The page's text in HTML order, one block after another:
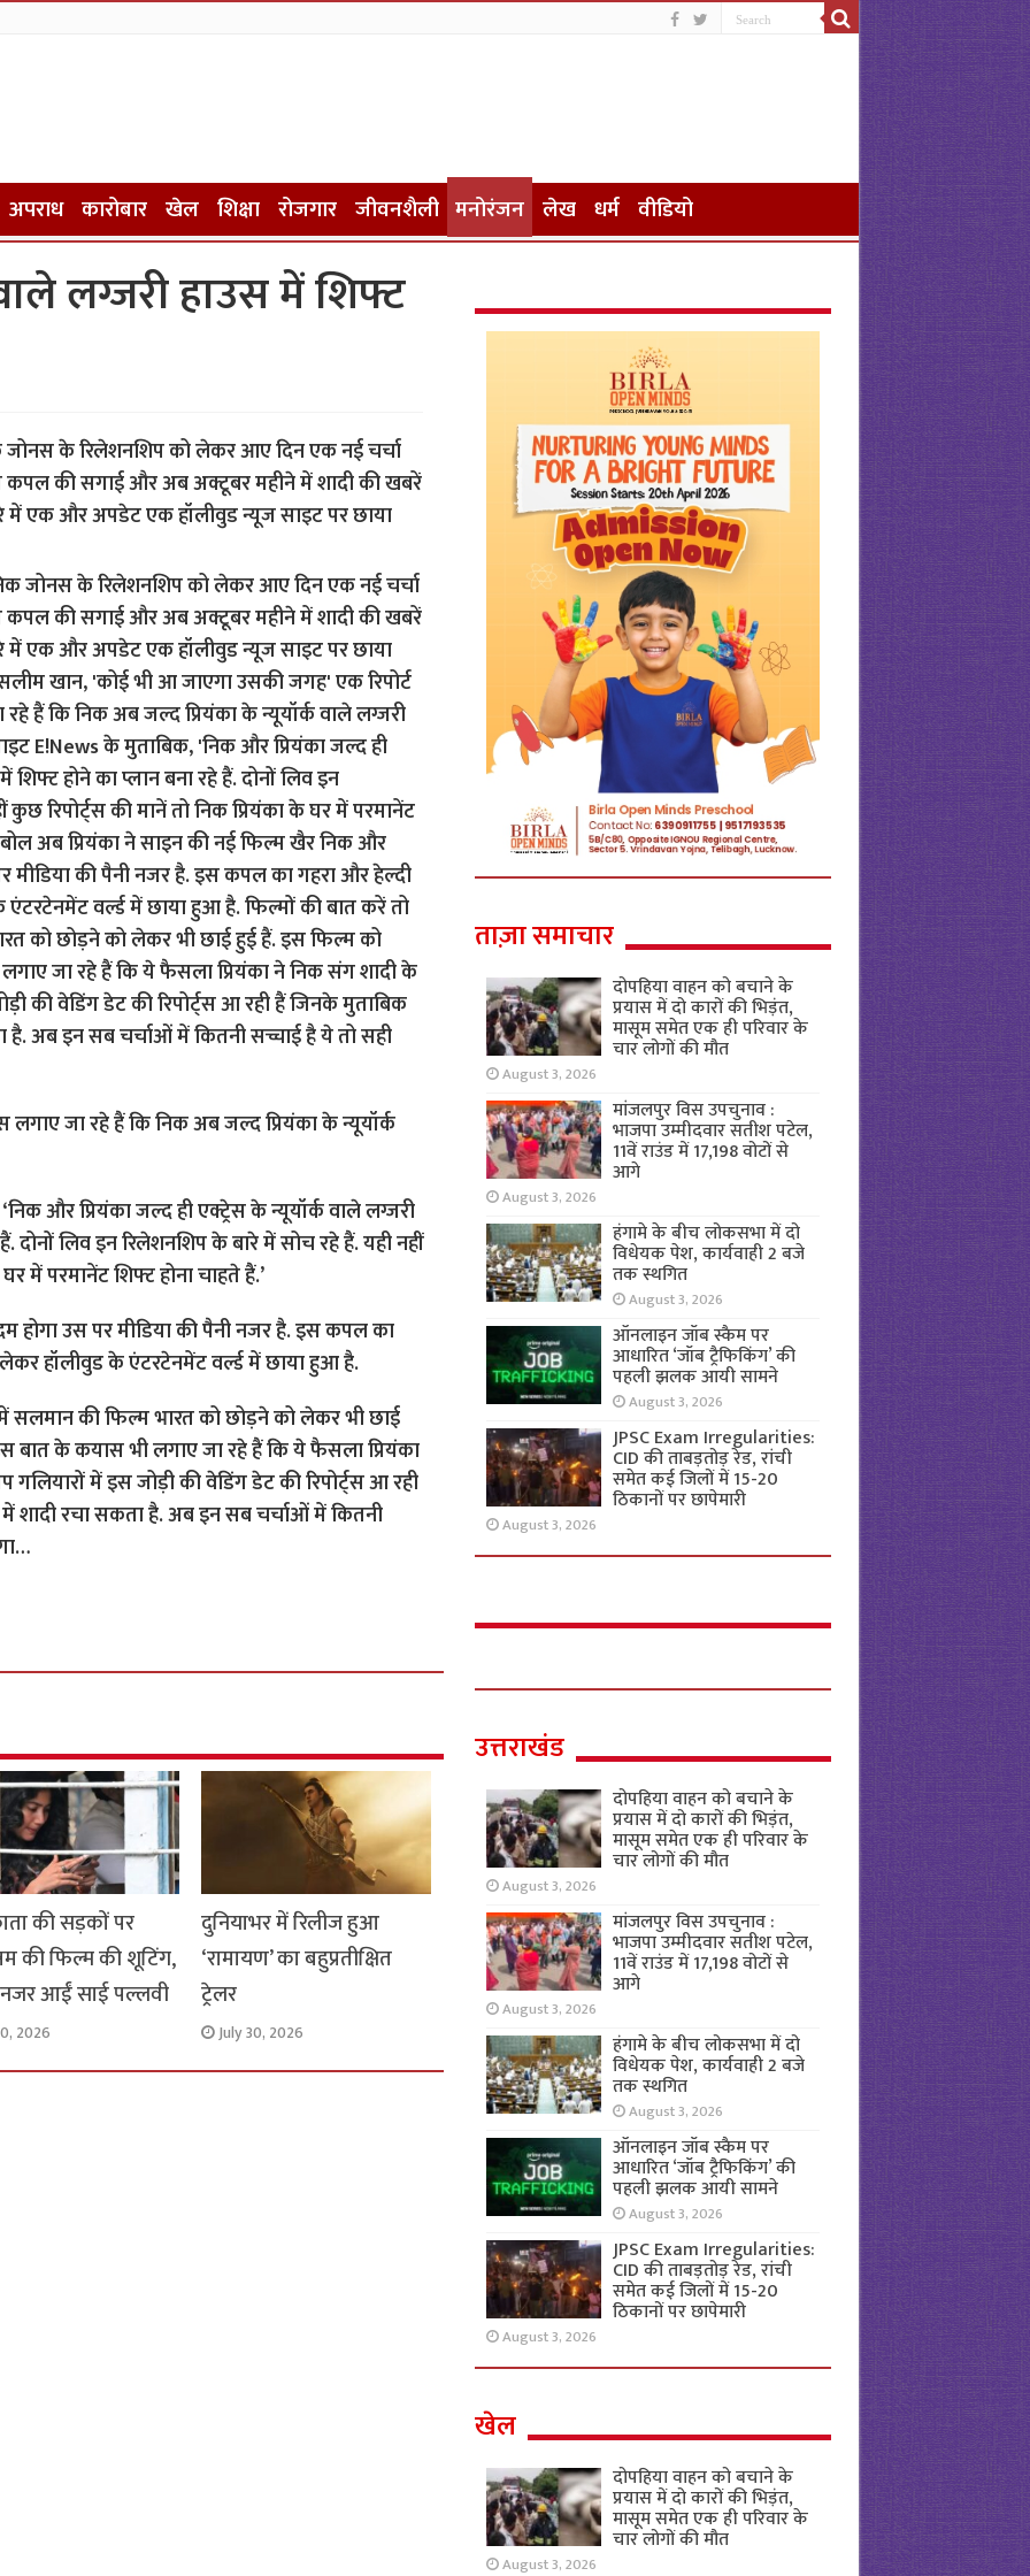
अपराध कारोबार खेल शिक्षा रोजगार जीवनशैली मनोरंजन लेख धर्म वीडियो
लग्जरी हाउस में शि‍फ्ट
जोनस के रिलेशनशि‍प को लेकर आए दिन एक नई चर्चा
की सगाई और अब अक्टूबर महीने में शादी की खबरें
एक और अपडेट एक हॉलीवुड न्यूज साइट पर छाया
जा रहे हैं कि निक अब जल्द प्रियंका के न्यूयॉर्क
और प्रियंका जल्द ही एक्ट्रेस के न्यूयॉर्क वाले लग्जरी
दोनों लिव इन रिलेशनशि‍प के बारे में सोच रहे हैं. यही नहीं
में परमानेंट शि‍फ्ट होना चाहते हैं.’
उस पर मीडिया की पैनी नजर है. इस कपल का
हॉलीवुड के एंटरटेनमेंट वर्ल्ड में छाया हुआ है.
में सलमान की फिल्म भारत को छोड़ने को लेकर भी छाई
बात के कयास भी लगाए जा रहे हैं कि ये फैसला प्रियंका
में इस जोड़ी की वेडिंग डेट की रिपोर्ट्स आ रही
रचा सकता है. अब इन सब चर्चाओं में कितनी
की सड़कों पर
की फिल्म की शूटिंग,
नजर आईं साई पल्लवी
2026
दुनियाभर में रिलीज हुआ
‘रामायण’ का बहुप्रतीक्षित
ट्रेलर
July 30, 2026
ताज़ा समाचार
दोपहिया वाहन को बचाने के
प्रयास में दो कारों की भिड़ंत,
मासूम समेत एक ही परिवार के
चार लोगों की मौत
August 3, 2026
मांजलपुर विस उपचुनाव :
भाजपा उम्मीदवार सतीश पटेल,
11वें राउंड में 17,198 वोटों से
आगे
August 3, 2026
हंगामे के बीच लोकसभा में दो
विधेयक पेश, कार्यवाही 2 बजे
तक स्थगित
August 3, 2026
ऑनलाइन जॉब स्कैम पर
आधारित ‘जॉब ट्रैफिकिंग’ की
पहली झलक आयी सामने
August 3, 2026
JPSC Exam Irregularities:
CID की ताबड़तोड़ रेड, रांची
समेत कई जिलों में 15-20
ठिकानों पर छापेमारी
August 3, 2026
उत्तराखंड
दोपहिया वाहन को बचाने के
प्रयास में दो कारों की भिड़ंत,
मासूम समेत एक ही परिवार के
चार लोगों की मौत
August 3, 2026
मांजलपुर विस उपचुनाव :
भाजपा उम्मीदवार सतीश पटेल,
11वें राउंड में 17,198 वोटों से
आगे
August 3, 2026
हंगामे के बीच लोकसभा में दो
विधेयक पेश, कार्यवाही 2 बजे
तक स्थगित
August 3, 2026
ऑनलाइन जॉब स्कैम पर
आधारित ‘जॉब ट्रैफिकिंग’ की
पहली झलक आयी सामने
August 3, 2026
JPSC Exam Irregularities:
CID की ताबड़तोड़ रेड, रांची
समेत कई जिलों में 15-20
ठिकानों पर छापेमारी
August 3, 2026
खेल
दोपहिया वाहन को बचाने के
प्रयास में दो कारों की भिड़ंत,
मासूम समेत एक ही परिवार के
चार लोगों की मौत
August 3, 2026